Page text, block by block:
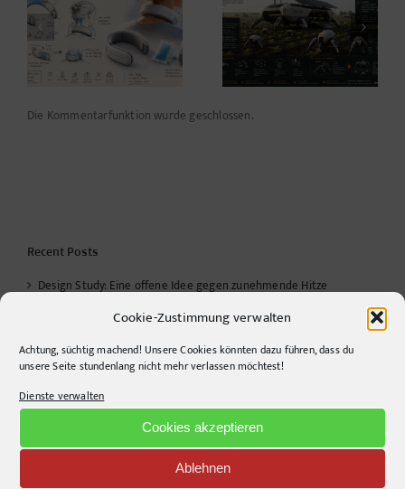
Cookie-Zustimmung verwalten
Achtung, süchtig machend! Unsere Cookies könnten dazu führen, dass du
unsere Seite stundenlang nicht mehr verlassen möchtest!
Dienste verwalten
Cookies akzeptieren
Ablehnen
ANTAST
Farbwerte,
verschwundene
Funktionen und ein
kleines Helferlein
Die Kommentarfunktion wurde geschlossen.
Recent Posts
Design Study: Eine offene Idee gegen zunehmende Hitze
Warum die Energiewende auf dem Acker nicht im Motorraum
Farbwerte, verschwundene Funktionen und ein kleines